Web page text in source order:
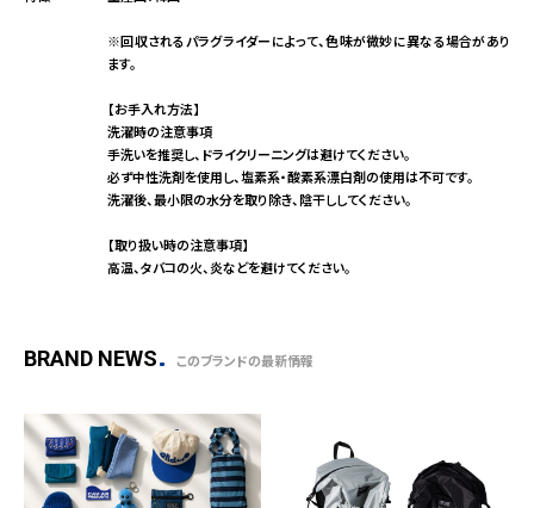
※回収されるパラグライダーによって、色味が微妙に異なる場合があり
ます。
【お手入れ方法】
洗濯時の注意事項
手洗いを推奨し、ドライクリーニングは避けてください。
必ず中性洗剤を使用し、塩素系・酸素系漂白剤の使用は不可です。
洗濯後、最小限の水分を取り除き、陰干ししてください。
【取り扱い時の注意事項】
高温、タバコの火、炎などを避けてください。
BRAND NEWS このブランドの最新情報